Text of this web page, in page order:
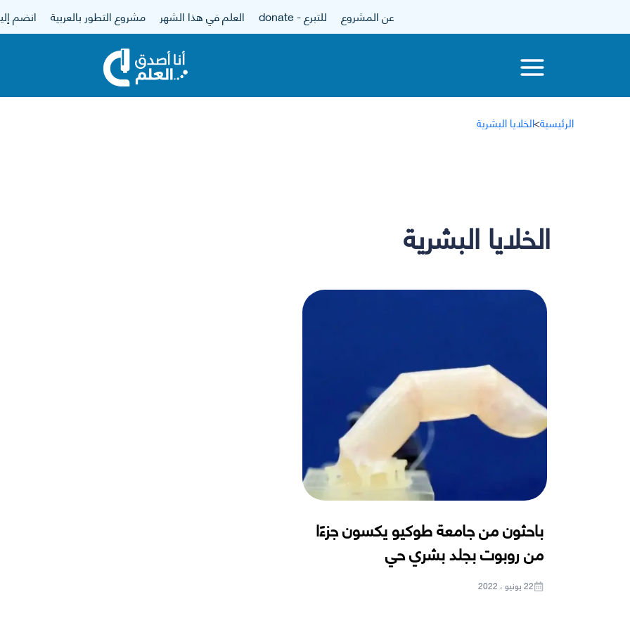
عن المشروع للتبرع - donate العلم في هذا الشهر مشروع التطور بالعربية انضم
الرئيسية>الخلايا البشرية
الخلايا البشرية
باحثون من جامعة طوكيو يكسون جزءًا
من روبوت بجلد بشري حي
22 يونيو ، 2022